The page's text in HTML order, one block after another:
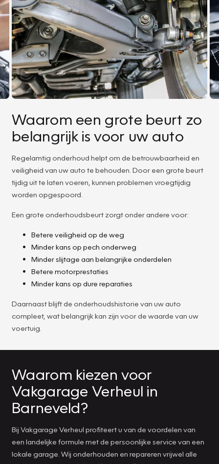
Waarom een grote beurt zo
belangrijk is voor uw auto
Regelamtig onderhoud helpt om de betrouwbaarheid en
veiligheid van uw auto te behouden. Door een grote beurt
tijdig uit te laten voeren, kunnen problemen vroegtijdig
worden opgespoord.
Een grote onderhoudsbeurt zorgt onder andere voor:
Betere veiligheid op de weg
Minder kans op pech onderweg
Minder slijtage aan belangrijke onderdelen
Betere motorprestaties
Minder kans op dure reparaties
Daarnaast blijft de onderhoudshistorie van uw auto
compleet, wat belangrijk kan zijn voor de waarde van uw
voertuig.
Waarom kiezen voor
Vakgarage Verheul in
Barneveld?
Bij Vakgarage Verheul profiteert u van de voordelen van
een landelijke formule met de persoonlijke service van een
lokale garage. Wij onderhouden en repareren vrijwel alle